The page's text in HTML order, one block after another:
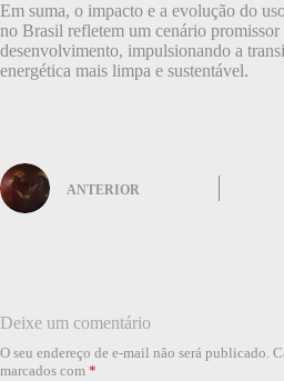
Em suma, o impacto e a evolução do
no Brasil refletem um cenário promissor
desenvolvimento, impulsionando a
energética mais limpa e sustentável.
ANTERIOR
Deixe um comentário
O seu endereço de e-mail não será publicado.
marcados com *